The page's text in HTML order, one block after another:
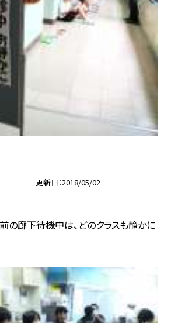
更新日 2018/05/02
の廊下待機中は、どのクラスも静かに